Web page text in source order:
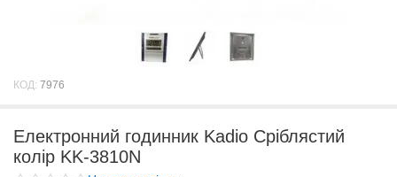
КОД: 7976
Електронний годинник Kadio Сріблястий
колір KK-3810N